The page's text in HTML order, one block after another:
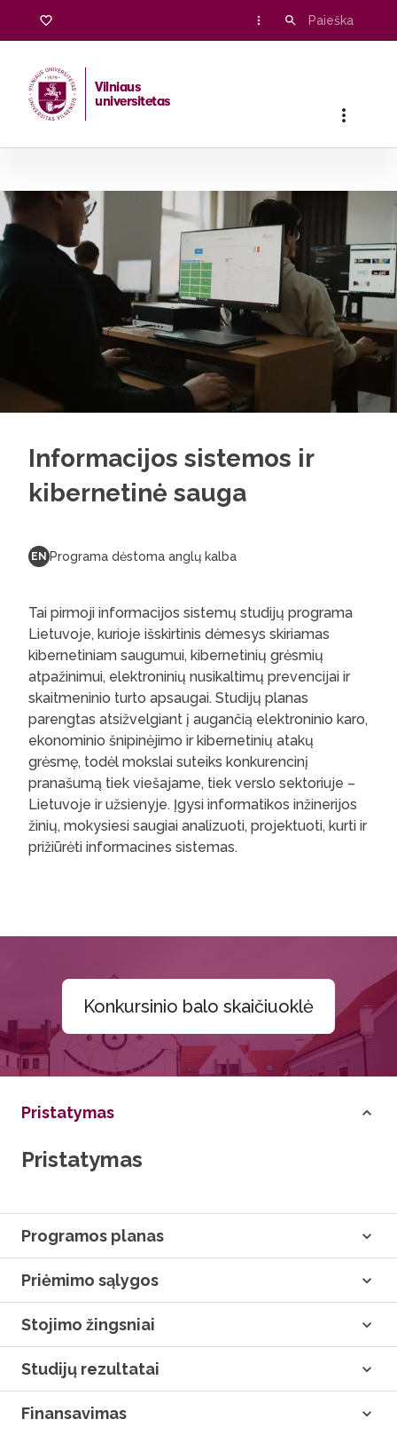
Vilniaus
universitetas
Informacijos sistemos ir
kibernetinė sauga
EN Programa dėstoma anglų kalba
Tai pirmoji informacijos sistemų studijų programa
Lietuvoje, kurioje išskirtinis dėmesys skiriamas
kibernetiniam saugumui, kibernetinių grėsmių
atpažinimui, elektroninių nusikaltimų prevencijai ir
skaitmeninio turto apsaugai. Studijų planas
parengtas atsižvelgiant į augančią elektroninio karo,
ekonominio šnipinėjimo ir kibernetinių atakų
grėsmę, todėl mokslai suteiks konkurencinį
pranašumą tiek viešajame, tiek verslo sektoriuje –
Lietuvoje ir užsienyje. Įgysi informatikos inžinerijos
žinių, mokysiesi saugiai analizuoti, projektuoti, kurti ir
prižiūrėti informacines sistemas.
Konkursinio balo skaičiuoklė
Pristatymas
Pristatymas
Programos planas
Priėmimo sąlygos
Stojimo žingsniai
Studijų rezultatai
Finansavimas